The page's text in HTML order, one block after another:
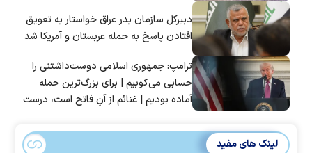
دبیرکل سازمان بدر عراق خواستار به تعویق
افتادن پاسخ به حمله عربستان و آمریکا شد
ترامپ: جمهوری اسلامی دوست‌داشتنی را
حسابی می‌کوبیم | برای بزرگ‌ترین حمله
آماده بودیم | غنائم از آنِ فاتح است، درست
لینک های مفید